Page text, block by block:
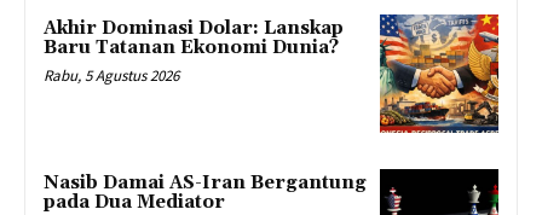
Akhir Dominasi Dolar: Lanskap
Baru Tatanan Ekonomi Dunia?
Rabu, 5 Agustus 2026
Nasib Damai AS-Iran Bergantung
pada Dua Mediator